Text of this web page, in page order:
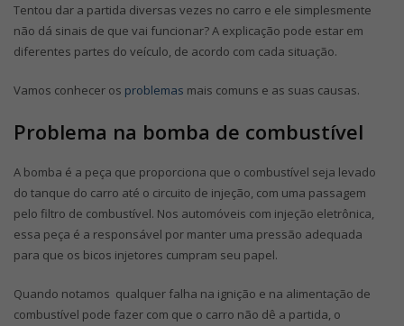
Tentou dar a partida diversas vezes no carro e ele simplesmente
não dá sinais de que vai funcionar? A explicação pode estar em
diferentes partes do veículo, de acordo com cada situação.
Vamos conhecer os problemas mais comuns e as suas causas.
Problema na bomba de combustível
A bomba é a peça que proporciona que o combustível seja levado
do tanque do carro até o circuito de injeção, com uma passagem
pelo filtro de combustível. Nos automóveis com injeção eletrônica,
essa peça é a responsável por manter uma pressão adequada
para que os bicos injetores cumpram seu papel.
Quando notamos qualquer falha na ignição e na alimentação de
combustível pode fazer com que o carro não dê a partida, o